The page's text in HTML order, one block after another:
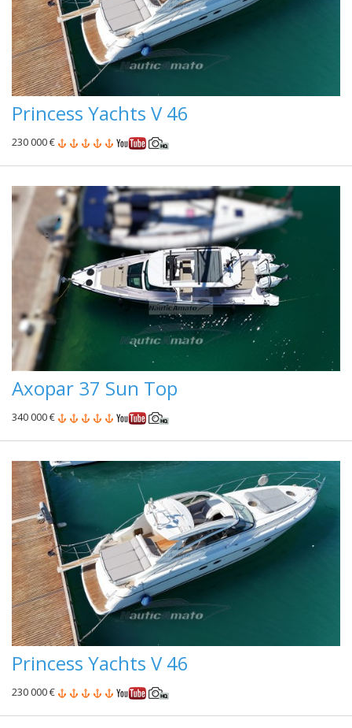
Princess Yachts V 46
230 000 €
Axopar 37 Sun Top
340 000 €
Princess Yachts V 46
230 000 €